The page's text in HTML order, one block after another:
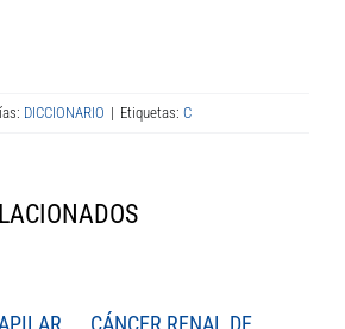
DICCIONARIO | Etiquetas: C
CÁNCER RENAL DE